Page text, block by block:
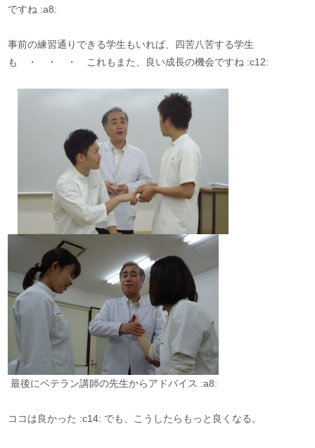
ですね :a8:
事前の練習通りできる学生もいれば、四苦八苦する学生
も ・ ・ ・ これもまた、良い成長の機会ですね :c12:
最後にベテラン講師の先生からアドバイス :a8:
ココは良かった :c14: でも、こうしたらもっと良くなる。